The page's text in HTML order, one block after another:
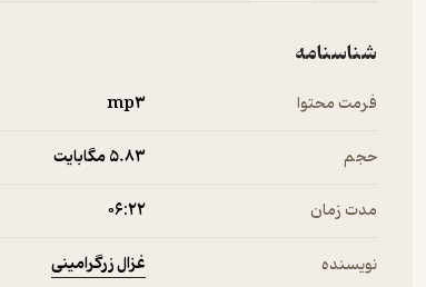
شناسنامه
فرمت محتوا mp۳
حجم 5.۸۳ مگابایت
مدت زمان ۰۶:۲۲
نویسنده غزال زرگرامینی